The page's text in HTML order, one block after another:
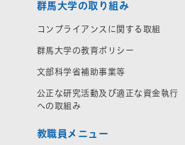
群馬大学の取り組み
コンプライアンスに関する取組
群馬大学の教育ポリシー
文部科学省補助事業等
公正な研究活動及び適正な資金執行
への取組み
教職員メニュー